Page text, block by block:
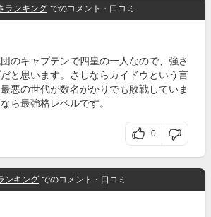
ランキング でのコメント・口コミ
のキャプテンで四皇の一人なので、強さ
と思います。さしならカイドウという言
悪の世代が数名がかりでも敗戦していま
ら最強格レベルです。
0
ンキング でのコメント・口コミ